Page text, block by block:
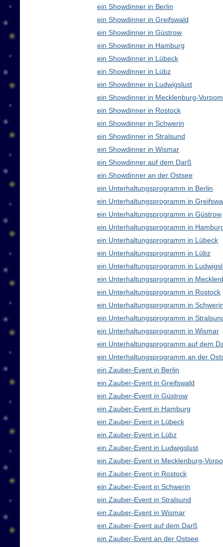
ein Showdinner in Berlin
ein Showdinner in Greifswald
ein Showdinner in Güstrow
ein Showdinner in Hamburg
ein Showdinner in Lübeck
ein Showdinner in Lübz
ein Showdinner in Ludwigslust
ein Showdinner in Mecklenburg-
ein Showdinner in Rostock
ein Showdinner in Schwerin
ein Showdinner in Stralsund
ein Showdinner in Wismar
ein Showdinner auf dem Darß
ein Showdinner an der Ostsee
ein Unterhaltungsprogramm in Berlin
ein Unterhaltungsprogramm in
ein Unterhaltungsprogramm in Güstrow
ein Unterhaltungsprogramm in
ein Unterhaltungsprogramm in Lübeck
ein Unterhaltungsprogramm in Lübz
ein Unterhaltungsprogramm in
ein Unterhaltungsprogramm in
ein Unterhaltungsprogramm in Rostock
ein Unterhaltungsprogramm in
ein Unterhaltungsprogramm in
ein Unterhaltungsprogramm in Wismar
ein Unterhaltungsprogramm auf dem
ein Unterhaltungsprogramm an der
ein Zauber-Event in Berlin
ein Zauber-Event in Greifswald
ein Zauber-Event in Güstrow
ein Zauber-Event in Hamburg
ein Zauber-Event in Lübeck
ein Zauber-Event in Lübz
ein Zauber-Event in Ludwigslust
ein Zauber-Event in Mecklenburg-
ein Zauber-Event in Rostock
ein Zauber-Event in Schwerin
ein Zauber-Event in Stralsund
ein Zauber-Event in Wismar
ein Zauber-Event auf dem Darß
ein Zauber-Event an der Ostsee